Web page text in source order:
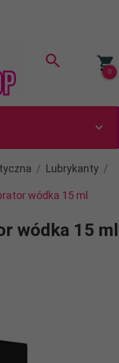
0
Lubrykanty
wódka 15 ml
wódka 15 ml